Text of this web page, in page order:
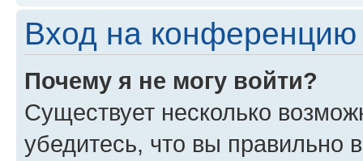
Вход на конференцию
Почему я не могу войти?
Существует несколько
убедитесь, что вы правильно